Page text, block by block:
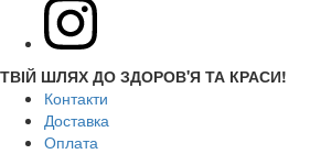
ТВІЙ ШЛЯХ ДО ЗДОРОВ'Я ТА КРАСИ!
Контакти
Доставка
Оплата